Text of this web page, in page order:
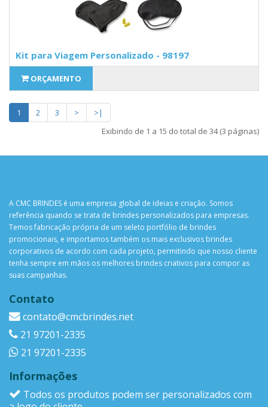
Kit para Viagem Personalizado - 98197
ORÇAMENTO
1 2 3 >
>|
Exibindo de 1 a 15 do total de 34 (3 páginas)
A CMC BRINDES é uma empresa global de ideias e criação. Somos
referência quando se trata de brindes personalizados para empresas.
Temos fabricação própria de um seleto portfólio de brindes
promocionais, e importamos também os mais exclusivos brindes
corporativos de acordo com cada projeto, permitindo que nosso cliente
tenha sempre em mãos os melhores brindes criativos para compor as
suas campanhas.
Contato
contato@cmcbrindes.net
21 97201-2335
21 97201-2335
Informações
Todos os produtos podem ser personalizados com